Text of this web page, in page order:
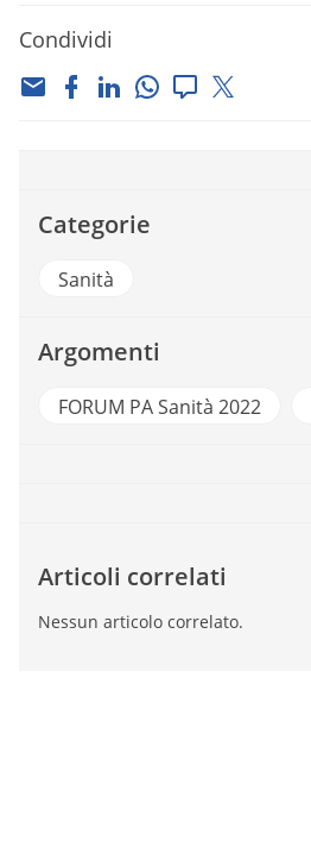
Condividi
Categorie
Sanità
Argomenti
FORUM PA Sanità 2022
Articoli correlati
Nessun articolo correlato.